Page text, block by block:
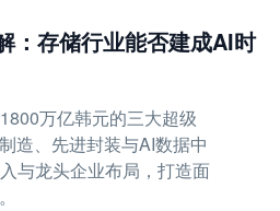
：存储行业能否建成AI时
万亿韩元的三大超级
造、先进封装与AI数据中
与龙头企业布局，打造面